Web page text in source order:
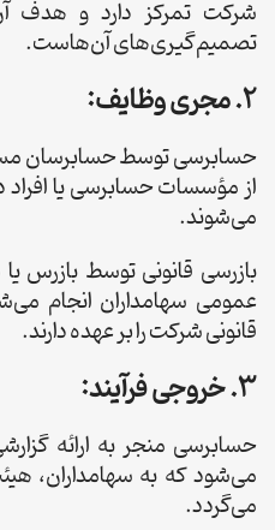
شرکت تمرکز دارد و هدف
تصمیم‌گیری‌های آن‌هاست.
2. مجری وظایف:
حسابرسی توسط حسابرسان
از مؤسسات حسابرسی یا
می‌شوند.
بازرسی قانونی توسط بازرس
عمومی سهامداران انجام
قانونی شرکت را بر عهده دارند.
3. خروجی فرآیند:
حسابرسی منجر به ارائه
می‌شود که به سهامداران،
می‌گردد.